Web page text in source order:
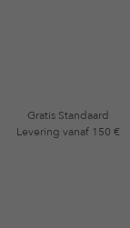
Gratis Standaard
Levering vanaf 150 €